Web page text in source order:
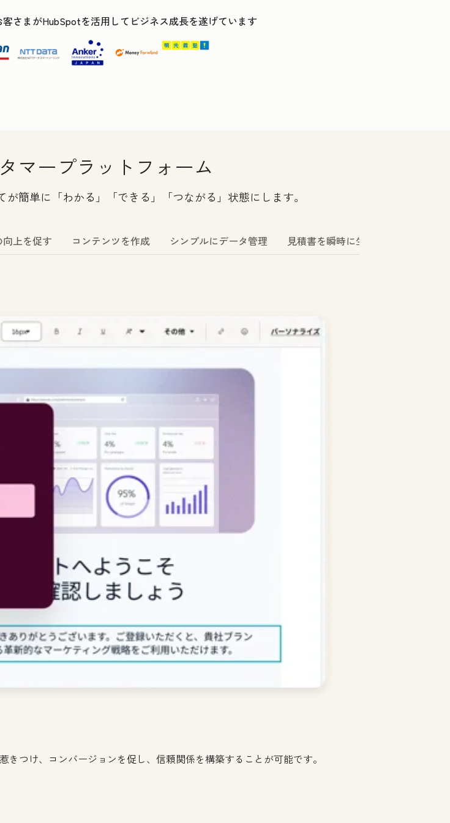
さまがHubSpotを活用してビジネス成長を遂げています
マープラットフォーム
簡単に「わかる」「できる」「つながる」状態にします。
上を促す コンテンツを作成 シンプルにデータ管理 見積書を瞬時に生成
きつけ、コンバージョンを促し、信頼関係を構築することが可能です。